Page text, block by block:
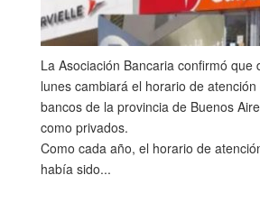
La Asociación Bancaria confirmó que
lunes cambiará el horario de
bancos de la provincia de Buenos
como privados.
Como cada año, el horario de
había sido...